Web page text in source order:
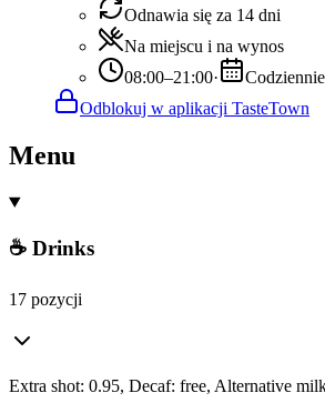
Odnawia się za 14 dni
Na miejscu i na wynos
08:00–21:00· Codziennie
Odblokuj w aplikacji TasteTown
Menu
☕ Drinks
17 pozycji
Extra shot: 0.95, Decaf: free, Alternative